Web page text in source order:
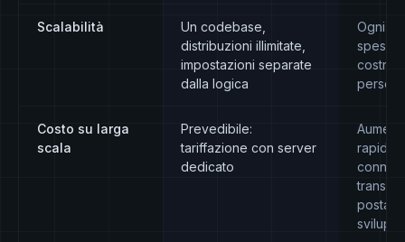
Scalabilità
Un codebase,
distribuzioni illimitate,
impostazioni separate
dalla logica
Ogni
spesso
Costo su larga
scala
Prevedibile:
tariffazione con server
dedicato